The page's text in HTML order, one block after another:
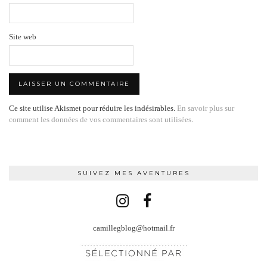
Site web
Ce site utilise Akismet pour réduire les indésirables. En savoir plus sur
comment les données de vos commentaires sont utilisées.
SUIVEZ MES AVENTURES
camillegblog@hotmail.fr